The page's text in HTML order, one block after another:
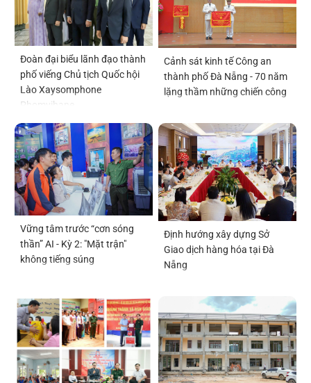
Đoàn đại biểu lãnh đạo thành
phố viếng Chủ tịch Quốc hội
Lào Xaysomphone
Phomvihane
Cảnh sát kinh tế Công an
thành phố Đà Nẵng - 70 năm
lặng thầm những chiến công
Vững tâm trước “cơn sóng
thần” AI - Kỳ 2: "Mặt trận"
không tiếng súng
Định hướng xây dựng Sở
Giao dịch hàng hóa tại Đà
Nẵng